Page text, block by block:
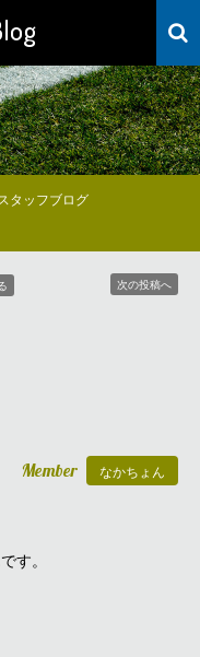
タッフブログ
次の投稿へ
Member なかちょん
す。